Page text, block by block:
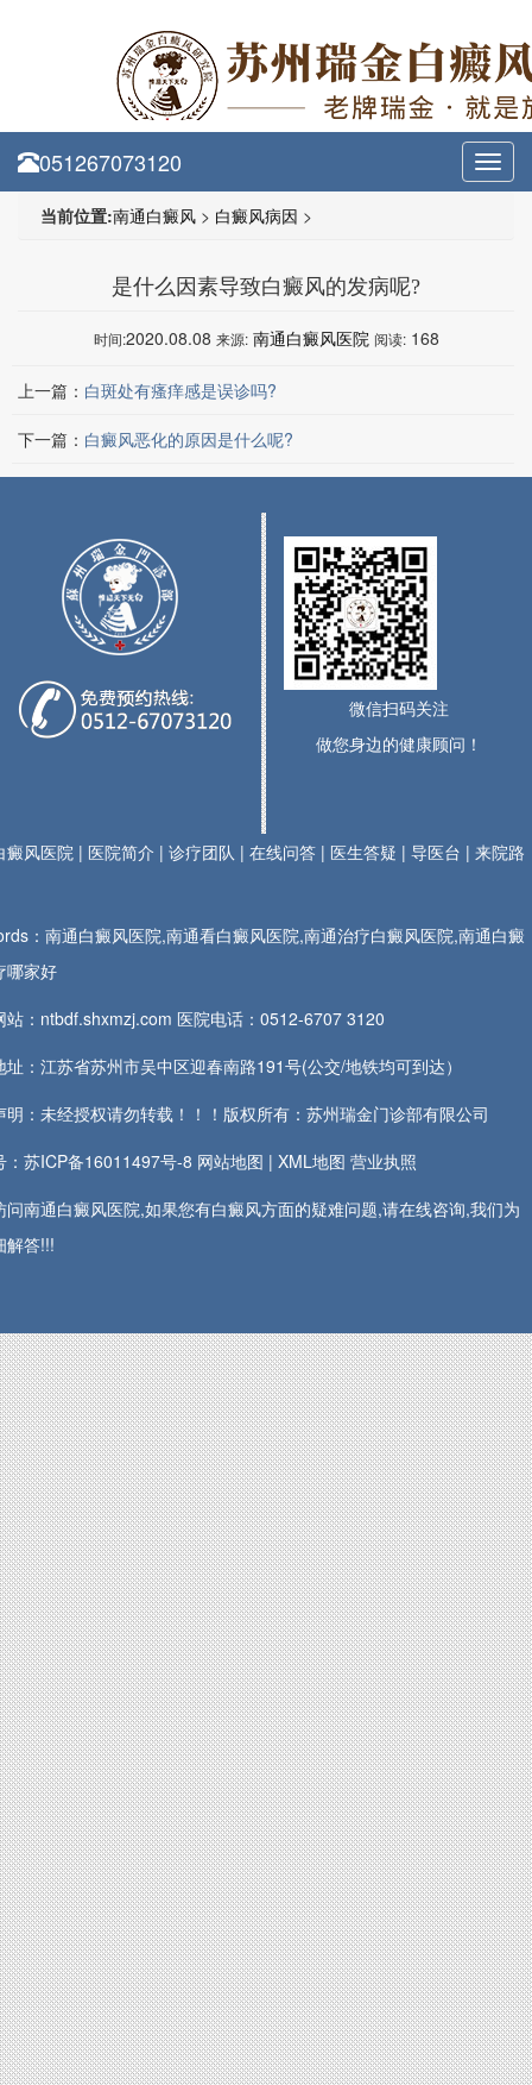
051267073120
当前位置:南通白癜风 > 白癜风病因 >
是什么因素导致白癜风的发病呢?
时间:2020.08.08 来源: 南通白癜风医院 阅读: 168
上一篇： 白斑处有瘙痒感是误诊吗?
下一篇： 白癜风恶化的原因是什么呢?
微信扫码关注
做您身边的健康顾问！
癜风医院 | 医院简介 |诊疗团队 |在线问答 | 医生答疑 |导医台 |来院路
：南通白癜风医院,南通看白癜风医院,南通治疗白癜风医院,南通白癜
哪家好
站：ntbdf.shxmzj.com 医院电话：0512-6707 3120
址：江苏省苏州市吴中区迎春南路191号(公交/地铁均可到达）
明：未经授权请勿转载！！！版权所有：苏州瑞金门诊部有限公司
：苏ICP备16011497号-8 网站地图 |XML地图 营业执照
问南通白癜风医院,如果您有白癜风方面的疑难问题,请在线咨询,我们为
解答!!!